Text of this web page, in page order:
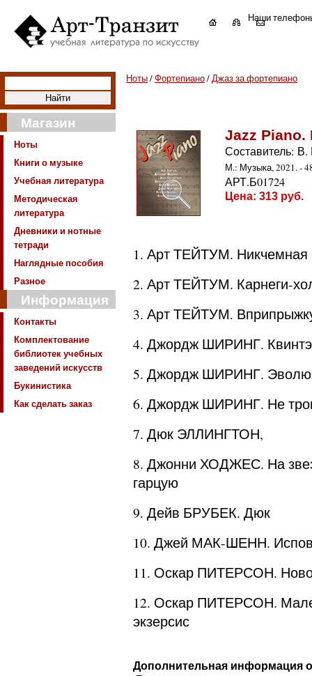
Наши
Магазин
Ноты
Книги о музыке
Учебная литература
Методическая
литература
Дневники и нотные
тетради
Наглядные пособия
Разное
Информация
Контакты
Комплектование
библиотек учебных
заведений искусств
Букинистика
Как сделать заказ
Ноты/Фортепиано/Джаз за фортепиано
Jazz Piano.
Составитель: В.
М.: Музыка, 2021. -
АРТ.Б01724
Цена: 313 руб.
1. Арт ТЕЙТУМ. Никчемная
2. Арт ТЕЙТУМ. Карнеги-
3. Арт ТЕЙТУМ.
4. Джордж ШИРИНГ.
5. Джордж ШИРИНГ.
6. Джордж ШИРИНГ. Не
7. Дюк ЭЛЛИНГТОН,
8. Джонни ХОДЖЕС. На
гарцую
9. Дейв БРУБЕК. Дюк
10. Джей МАК-ШЕНН.
11. Оскар ПИТЕРСОН.
12. Оскар ПИТЕРСОН.
экзерсис
Дополнительная информация